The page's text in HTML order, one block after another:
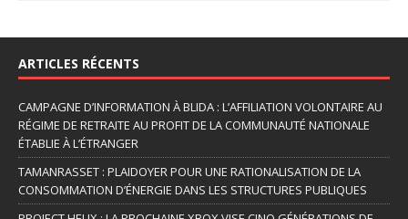
ARTICLES RÉCENTS
CAMPAGNE D’INFORMATION À BLIDA : L’AFFILIATION VOLONTAIRE AU
RÉGIME DE RETRAITE AU PROFIT DE LA COMMUNAUTÉ NATIONALE
ÉTABLIE À L’ÉTRANGER
TAMANRASSET : PLAIDOYER POUR UNE RATIONALISATION DE LA
CONSOMMATION D’ÉNERGIE DANS LES STRUCTURES PUBLIQUES